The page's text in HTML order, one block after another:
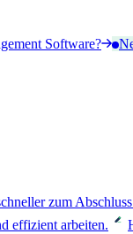
Software?
zum
effizient arbeiten.